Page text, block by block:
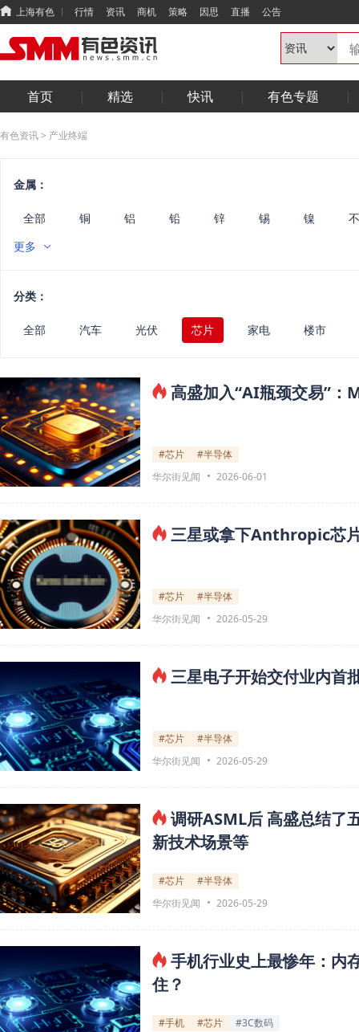
上海有色 行情 资讯 商机 策略 因思 直播 公告
首页 精选 快讯 有色专题
有色资讯> 产业终端
金属：
全部 铜 铝 铅 锌 锡 镍
锑
固态
更多
分类：
全部 汽车 光伏 芯片 家电 楼市
高盛加入“AI瓶颈交易”：
#芯片
#半导体
华尔街见闻
2026-06-01
三星或拿下Anthropic芯
#芯片
#半导体
华尔街见闻
2026-05-29
三星电子开始交付业内首
#芯片
#半导体
华尔街见闻
2026-05-29
调研ASML后 高盛总结了
新技术场景等
#芯片
#半导体
华尔街见闻
2026-05-29
手机行业史上最惨年：内
住？
#手机 #芯片
#3C数码